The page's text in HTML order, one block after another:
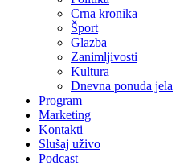
Crna kronika
Šport
Glazba
Zanimljivosti
Kultura
Dnevna ponuda jela
Program
Marketing
Kontakti
Slušaj uživo
Podcast